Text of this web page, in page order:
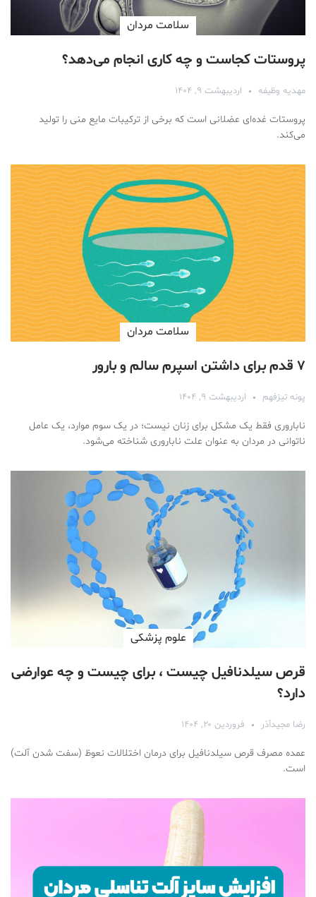
سلامت مردان
پروستات کجاست و چه کاری انجام می‌دهد؟
مهدیه وظیفه اردیبهشت ۹, ۱۴۰۴
پروستات غده‌ای عضلانی است که برخی از ترکیبات مایع منی را تولید
می‌کند.
سلامت مردان
۷ قدم برای داشتن اسپرم سالم و بارور
پونه تیزفهم اردیبهشت ۹, ۱۴۰۴
ناباروری فقط یک مشکل برای زنان نیست؛ در یک سوم موارد، یک عامل
ناتوانی در مردان به عنوان علت ناباروری شناخته می‌شود.
علوم پزشكی
قرص سیلدنافیل چیست ، برای چیست و چه عوارضی
دارد؟
رضا مجیدآذر فروردین ۲۰, ۱۴۰۴
عمده مصرف قرص سیلدنافیل برای درمان اختلالات نعوظ (سفت شدن آلت)
است.